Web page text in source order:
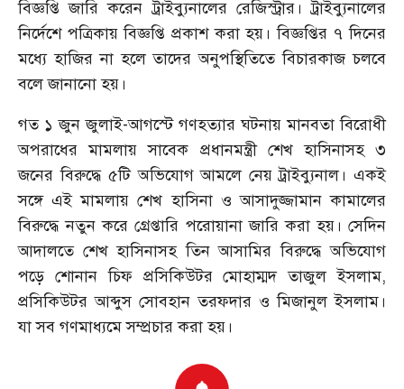
বিজ্ঞপ্তি জারি করেন ট্রাইব্যুনালের রেজিস্ট্রার। ট্রাইব্যুনালের
নির্দেশে পত্রিকায় বিজ্ঞপ্তি প্রকাশ করা হয়। বিজ্ঞপ্তির ৭ দিনের
মধ্যে হাজির না হলে তাদের অনুপস্থিতিতে বিচারকাজ চলবে
বলে জানানো হয়।
গত ১ জুন জুলাই-আগস্টে গণহত্যার ঘটনায় মানবতা বিরোধী
অপরাধের মামলায় সাবেক প্রধানমন্ত্রী শেখ হাসিনাসহ ৩
জনের বিরুদ্ধে ৫টি অভিযোগ আমলে নেয় ট্রাইব্যুনাল। একই
সঙ্গে এই মামলায় শেখ হাসিনা ও আসাদুজ্জামান কামালের
বিরুদ্ধে নতুন করে গ্রেপ্তারি পরোয়ানা জারি করা হয়। সেদিন
আদালতে শেখ হাসিনাসহ তিন আসামির বিরুদ্ধে অভিযোগ
পড়ে শোনান চিফ প্রসিকিউটর মোহাম্মদ তাজুল ইসলাম,
প্রসিকিউটর আব্দুস সোবহান তরফদার ও মিজানুল ইসলাম।
যা সব গণমাধ্যমে সম্প্রচার করা হয়।